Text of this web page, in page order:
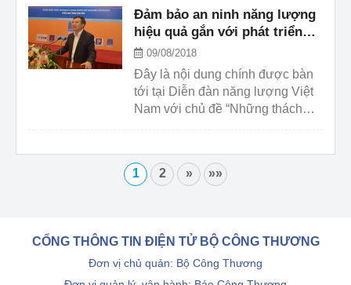
quốc gia đến năm 2030, tầm nhìn
đến năm 2045 và các nỗ lực trong
khuôn khổ thực hiện Tuyên bố
Chính trị về Quan hệ Đối tác
Chuyển đổi năng lượng công
bằng (JETP).
Đảm bảo an ninh năng lượng
hiệu quả gắn với phát triển
bền vững và bảo vệ môi
trường
09/08/2018
Đây là nội dung chính được bàn
tới tại Diễn đàn năng lượng Việt
Nam với chủ đề “Những thách
vững” được Báo Công Thương tổ
chức sáng ngày 09/8 tại Trung
1 2 » »»
CỔNG THÔNG TIN ĐIỆN TỬ BỘ CÔNG THƯƠNG
Đơn vị chủ quản: Bộ Công Thương